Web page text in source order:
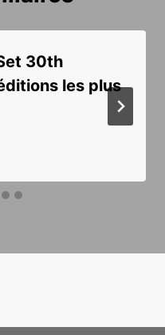
30th
les plus